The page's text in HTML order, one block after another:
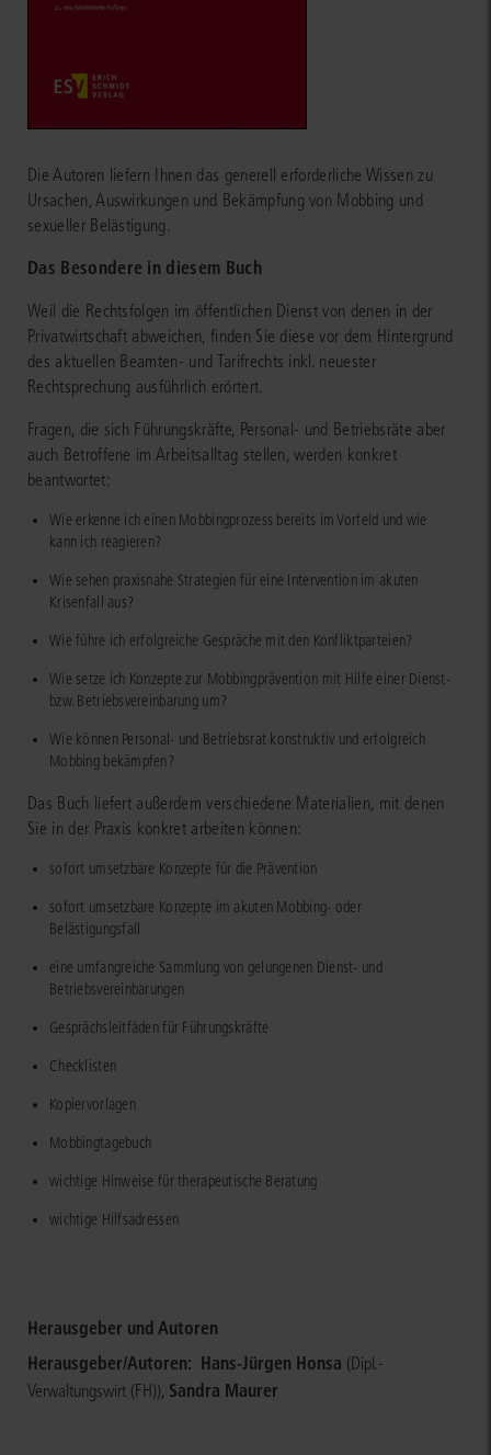
Die Autoren liefern Ihnen das generell erforderliche Wissen zu
Ursachen, Auswirkungen und Bekämpfung von Mobbing und
sexueller Belästigung.
Das Besondere in diesem Buch
Weil die Rechtsfolgen im öffentlichen Dienst von denen in der
Privatwirtschaft abweichen, finden Sie diese vor dem Hintergrund
des aktuellen Beamten- und Tarifrechts inkl. neuester
Rechtsprechung ausführlich erörtert.
Fragen, die sich Führungskräfte, Personal- und Betriebsräte aber
auch Betroffene im Arbeitsalltag stellen, werden konkret
beantwortet:
Wie erkenne ich einen Mobbingprozess bereits im Vorfeld und wie
kann ich reagieren?
Wie sehen praxisnahe Strategien für eine Intervention im akuten
Krisenfall aus?
Wie führe ich erfolgreiche Gespräche mit den Konfliktparteien?
Wie setze ich Konzepte zur Mobbingprävention mit Hilfe einer Dienst-
bzw. Betriebsvereinbarung um?
Wie können Personal- und Betriebsrat konstruktiv und erfolgreich
Mobbing bekämpfen?
Das Buch liefert außerdem verschiedene Materialien, mit denen
Sie in der Praxis konkret arbeiten können:
sofort umsetzbare Konzepte für die Prävention
sofort umsetzbare Konzepte im akuten Mobbing- oder
Belästigungsfall
eine umfangreiche Sammlung von gelungenen Dienst- und
Betriebsvereinbarungen
Gesprächsleitfäden für Führungskräfte
Checklisten
Kopiervorlagen
Mobbingtagebuch
wichtige Hinweise für therapeutische Beratung
wichtige Hilfsadressen
Herausgeber und Autoren
Herausgeber/Autoren: Hans-Jürgen Honsa (Dipl.-
Verwaltungswirt (FH)), Sandra Maurer